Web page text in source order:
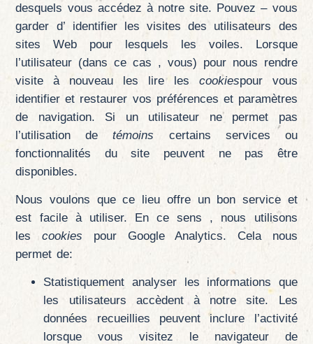
desquels vous accédez à notre site. Pouvez – vous
garder d’ identifier les visites des utilisateurs des
sites Web pour lesquels les voiles. Lorsque
l’utilisateur (dans ce cas , vous) pour nous rendre
visite à nouveau les lire les cookiespour vous
identifier et restaurer vos préférences et paramètres
de navigation. Si un utilisateur ne permet pas
l’utilisation detémoins certains services ou
fonctionnalités du site peuvent ne pas être
disponibles.
Nous voulons que ce lieu offre un bon service et
est facile à utiliser. En ce sens , nous utilisons
lescookies pour Google Analytics. Cela nous
permet de:
Statistiquement analyser les informations que
les utilisateurs accèdent à notre site. Les
données recueillies peuvent inclure l’activité
lorsque vous visitez le navigateur de